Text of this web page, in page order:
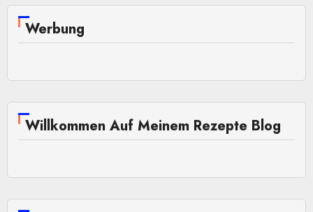
Werbung
Willkommen Auf Meinem Rezepte Blog